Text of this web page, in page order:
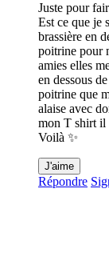
Juste pour
Est ce que je
brassière en
poitrine pour
amies elles
en dessous
poitrine que
alaise avec
mon T shirt il
Voilà ✨
J'aime
Répondre